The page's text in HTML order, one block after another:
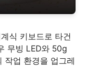
식 키보드로 타건
무빙 LED와 50g
작업 환경을 업그레